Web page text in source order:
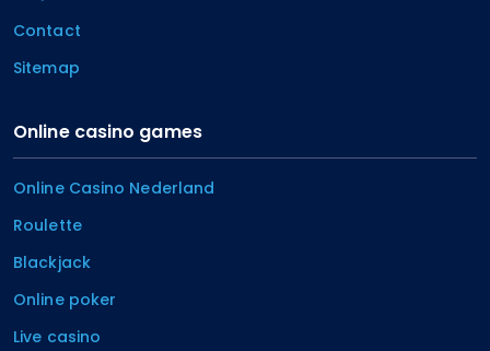
Contact
Sitemap
Online casino games
Online Casino Nederland
Roulette
Blackjack
Online poker
Live casino